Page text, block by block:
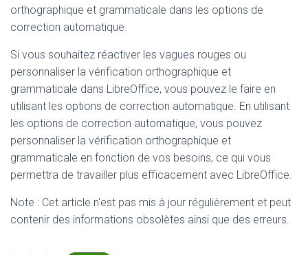
orthographique et grammaticale dans les options de
correction automatique.
Si vous souhaitez réactiver les vagues rouges ou
personnaliser la vérification orthographique et
grammaticale dans LibreOffice, vous pouvez le faire en
utilisant les options de correction automatique. En utilisant
les options de correction automatique, vous pouvez
personnaliser la vérification orthographique et
grammaticale en fonction de vos besoins, ce qui vous
permettra de travailler plus efficacement avec LibreOffice.
Note : Cet article n'est pas mis à jour régulièrement et peut
contenir des informations obsolètes ainsi que des erreurs.